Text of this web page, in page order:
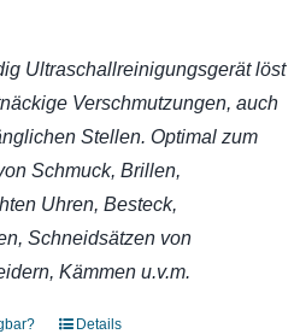
Ultraschallreinigungsgerät löst
Verschmutzungen, auch
Stellen. Optimal zum
Schmuck, Brillen,
Uhren, Besteck,
Schneidsätzen von
Kämmen u.v.m.
Details